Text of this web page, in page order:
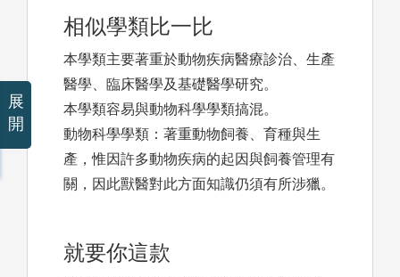
相似學類比一比
本學類主要著重於動物疾病醫療診治、生產
醫學、臨床醫學及基礎醫學研究。
本學類容易與動物科學學類搞混。
動物科學學類：著重動物飼養、育種與生
產，惟因許多動物疾病的起因與飼養管理有
關，因此獸醫對此方面知識仍須有所涉獵。
就要你這款
展
開